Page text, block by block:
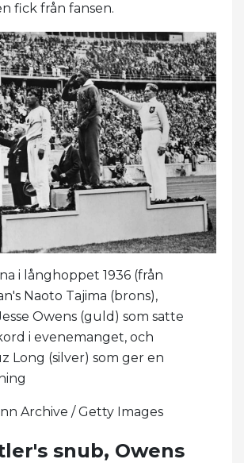
fick från fansen.
i långhoppet 1936 (från
Naoto Tajima (brons),
Owens (guld) som satte
i evenemanget, och
Long (silver) som ger en
Archive / Getty Images
snub, Owens